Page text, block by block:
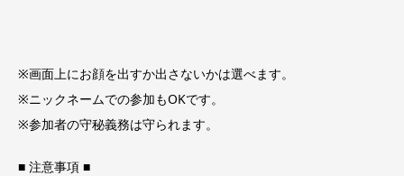
※画面上にお顔を出すか出さないかは選べます。
※ニックネームでの参加もOKです。
※参加者の守秘義務は守られます。
■ 注意事項 ■